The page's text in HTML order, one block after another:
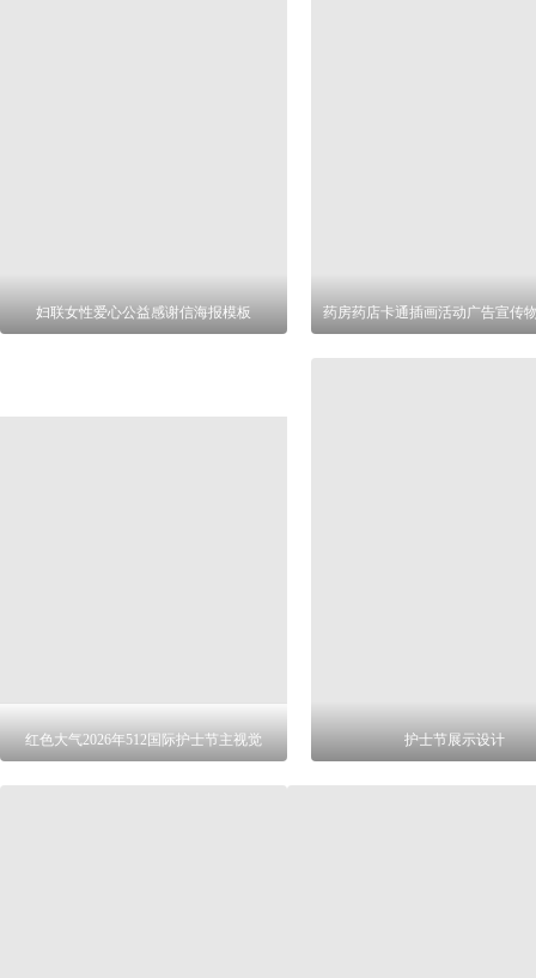
妇联女性爱心公益感谢信海报模板
红色大气2026年512国际护士节主视觉 护士节展示设计